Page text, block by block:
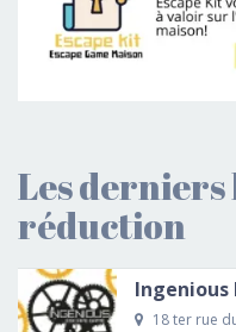
Les derniers
réduction
Ingenious
18 ter rue